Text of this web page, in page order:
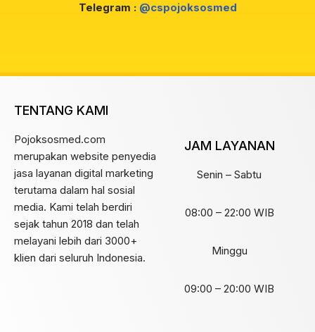
Telegram : @cspojoksosmed
TENTANG KAMI
Pojoksosmed.com
merupakan website penyedia
jasa layanan digital marketing
terutama dalam hal sosial
media. Kami telah berdiri
sejak tahun 2018 dan telah
melayani lebih dari 3000+
klien dari seluruh Indonesia.
JAM LAYANAN
Senin – Sabtu
08:00 – 22:00 WIB
Minggu
09:00 – 20:00 WIB